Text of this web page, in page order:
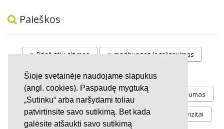
Šioje svetainėje naudojame slapukus
(angl. cookies). Paspaudę mygtuką
„Sutinku“ arba naršydami toliau
patvirtinsite savo sutikimą. Bet kada
galėsite atšaukti savo sutikimą
Paieškos
Prieš gėju eitynes marihuanos legalizavimas
STOP vaiku atemimas
Pilnos moksleivių vasaros atostogos referendumas
Keliu jaunystės Valandos Rekvizitai